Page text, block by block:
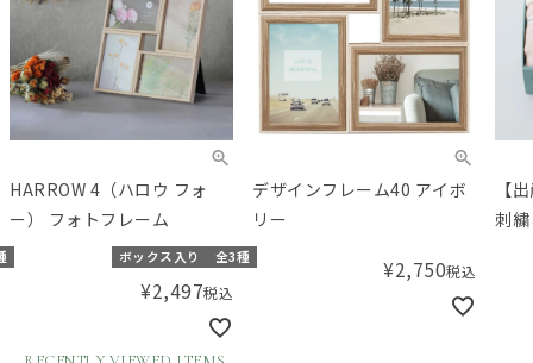
HARROW 4（ハロウ フォ
ー） フォトフレーム
ボックス入り 全3種
¥2,497税込
デザインフレーム40 アイボ
リー
¥2,750税込
【
刺